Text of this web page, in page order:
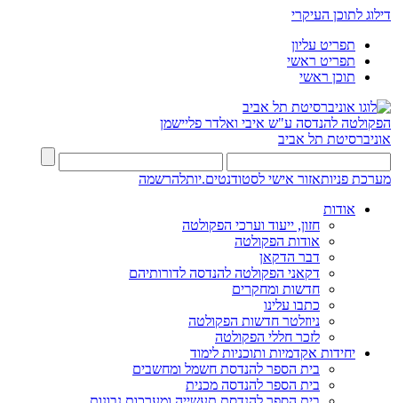
דילוג לתוכן העיקרי
תפריט עליון
תפריט ראשי
תוכן ראשי
הפקולטה להנדסה ע"ש איבי ואלדר פליישמן
אוניברסיטת תל אביב
מערכת פניותאזור אישי לסטודנטים.יותלהרשמה
אודות
חזון, ייעוד וערכי הפקולטה
אודות הפקולטה
דבר הדקאן
דקאני הפקולטה להנדסה לדורותיהם
חדשות ומחקרים
כתבו עלינו
ניוזלטר חדשות הפקולטה
לזכר חללי הפקולטה
יחידות אקדמיות ותוכניות לימוד
בית הספר להנדסת חשמל ומחשבים
בית הספר להנדסה מכנית